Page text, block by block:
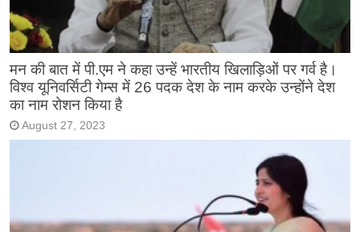
मन की बात में पी.एम ने कहा उन्हें भारतीय खिलाड़िओं पर गर्व है।
विश्व यूनिवर्सिटी गेम्स में 26 पदक देश के नाम करके उन्होंने देश
का नाम रोशन किया है
August 27, 2023